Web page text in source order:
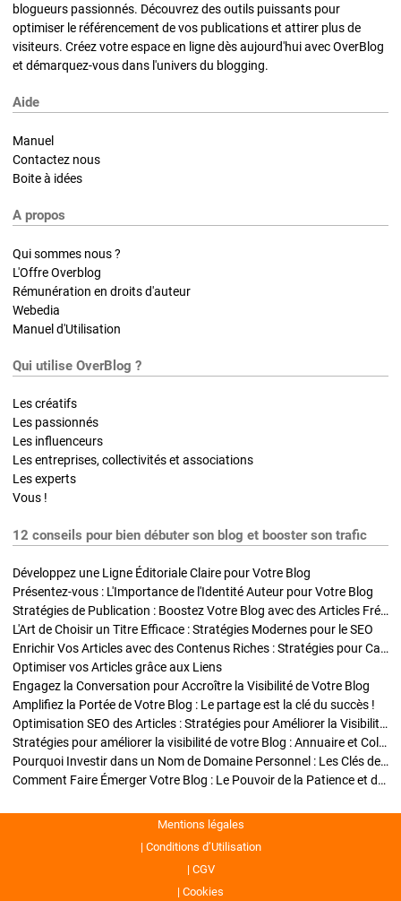
blogueurs passionnés. Découvrez des outils puissants pour
optimiser le référencement de vos publications et attirer plus de
visiteurs. Créez votre espace en ligne dès aujourd'hui avec OverBlog
et démarquez-vous dans l'univers du blogging.
Aide
Manuel
Contactez nous
Boite à idées
A propos
Qui sommes nous ?
L'Offre Overblog
Rémunération en droits d'auteur
Webedia
Manuel d'Utilisation
Qui utilise OverBlog ?
Les créatifs
Les passionnés
Les influenceurs
Les entreprises, collectivités et associations
Les experts
Vous !
12 conseils pour bien débuter son blog et booster son trafic
Développez une Ligne Éditoriale Claire pour Votre Blog
Présentez-vous : L'Importance de l'Identité Auteur pour Votre Blog
Stratégies de Publication : Boostez Votre Blog avec des Articles Fréquents et Exclusifs
L'Art de Choisir un Titre Efficace : Stratégies Modernes pour le SEO
Enrichir Vos Articles avec des Contenus Riches : Stratégies pour Captiver et Optimiser
Optimiser vos Articles grâce aux Liens
Engagez la Conversation pour Accroître la Visibilité de Votre Blog
Amplifiez la Portée de Votre Blog : Le partage est la clé du succès !
Optimisation SEO des Articles : Stratégies pour Améliorer la Visibilité de Votre Blog
Stratégies pour améliorer la visibilité de votre Blog : Annuaire et Collaborations
Pourquoi Investir dans un Nom de Domaine Personnel : Les Clés de la Réussite de Votre Blog
Comment Faire Émerger Votre Blog : Le Pouvoir de la Patience et de la Persévérance
Mentions légales
Conditions d’Utilisation
CGV
Cookies